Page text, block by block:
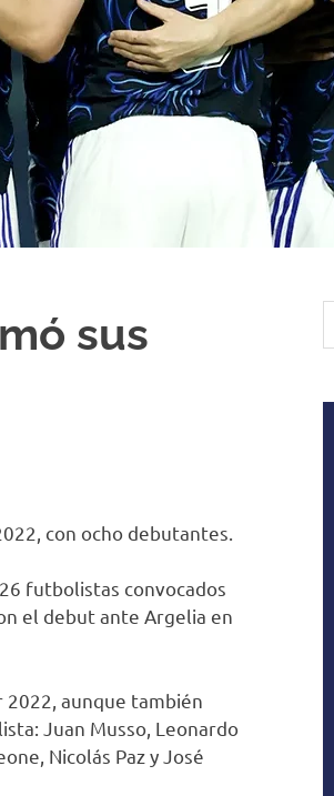
sus
con ocho debutantes.
futbolistas convocados
el debut ante Argelia en
aunque también
Juan Musso, Leonardo
Nicolás Paz y José